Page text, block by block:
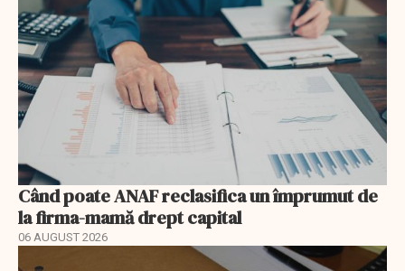
Când poate ANAF reclasifica un împrumut de
la firma-mamă drept capital
06 AUGUST 2026